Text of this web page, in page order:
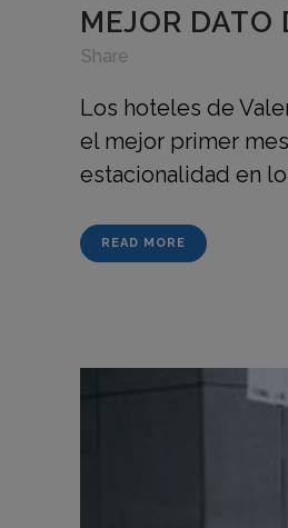
MEJOR DATO
Share
Los hoteles de
el mejor primer
estacionalidad en
READ MORE